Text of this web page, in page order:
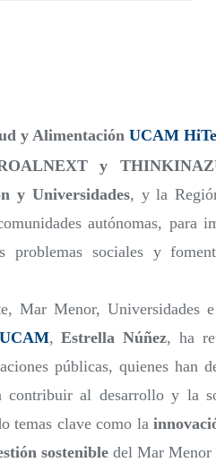
y Alimentación UCAM
y
y Universidades, y la
autónomas, para
problemas sociales y
Mar Menor, Universidades
,Estrella Núñez, ha
públicas, quienes han
contribuir al desarrollo y la
temas clave como la
sostenible del Mar